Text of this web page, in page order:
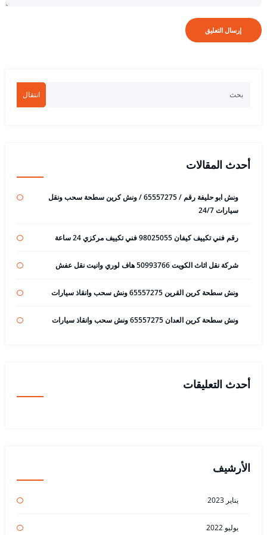
انتقال
أحدث المقالات
ونش ابو حليفة رقم / 65557275 / ونش كرين سطحة سحب ونقل
سيارات 24/7
رقم فني تكييف كيفان 98025055 فني تكييف مركزي 24 ساعة
شركة نقل اثاث الكويت 50993766 هاف لوري وانيت نقل عفش
ونش سطحة كرين القرين 65557275 ونش سحب وانقاذ سيارات
ونش سطحة كرين العدان 65557275 ونش سحب وانقاذ سيارات
أحدث التعليقات
الأرشيف
يناير 2023
يوليو 2022